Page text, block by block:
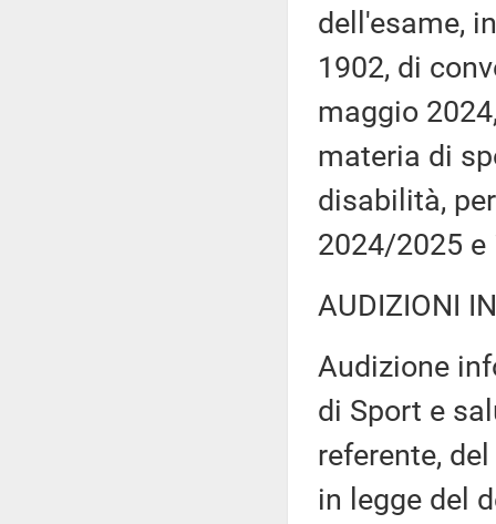
dell'esame,
1902, di
maggio
materia di
disabilità,
2024/2025
AUDIZIONI
Audizione
di Sport e
referente,
in legge del